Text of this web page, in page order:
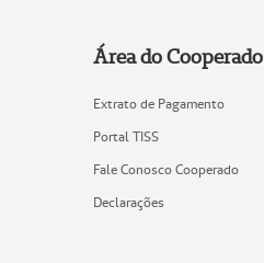
Área do Cooperado
Extrato de Pagamento
Portal TISS
Fale Conosco Cooperado
Declarações